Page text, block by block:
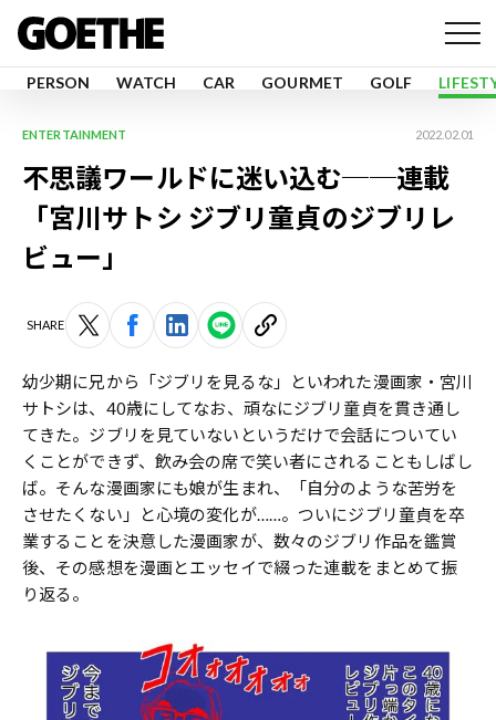
PERSON WATCH CAR GOURMET GOLF
ENTERTAINMENT 2022.02.01
不思議ワールドに迷い込む──連載
「宮川サトシ ジブリ童貞のジブリレ
ビュー」
SHARE
幼少期に兄から「ジブリを見るな」といわれた漫画家・宮川
サトシは、40歳にしてなお、頑なにジブリ童貞を貫き通し
てきた。ジブリを見ていないというだけで会話についてい
くことができず、飲み会の席で笑い者にされることもしばし
ば。そんな漫画家にも娘が生まれ、「自分のような苦労を
させたくない」と心境の変化が……。ついにジブリ童貞を卒
業することを決意した漫画家が、数々のジブリ作品を鑑賞
後、その感想を漫画とエッセイで綴った連載をまとめて振
り返る。